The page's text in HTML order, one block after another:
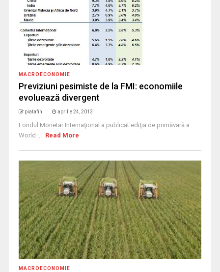
MACROECONOMIE
Previziuni pesimiste de la FMI: economiile
evoluează divergent
piatafin aprilie 24, 2013
Fondul Monetar Internaţional a publicat ediţia de primăvară a
World ... Read More
MACROECONOMIE